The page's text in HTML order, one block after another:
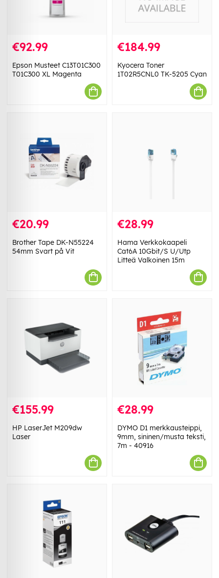
€92.99
Epson Musteet C13T01C300
T01C300 XL Magenta
€184.99
Kyocera Toner
1T02R5CNL0 TK-5205 Cyan
€20.99
Brother Tape DK-N55224
54mm Svart på Vit
€28.99
Hama Verkkokaapeli
Cat6A 10Gbit/S U/Utp
Litteä Valkoinen 15m
€155.99
HP LaserJet M209dw
Laser
€28.99
DYMO D1 merkkausteippi,
9mm, sininen/musta teksti,
7m - 40916